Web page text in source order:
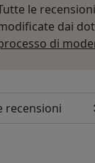
le
dai
di